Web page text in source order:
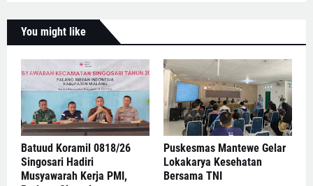
You might like
Batuud Koramil 0818/26
Singosari Hadiri
Musyawarah Kerja PMI,
Puskesmas Mantewe Gelar
Lokakarya Kesehatan
Bersama TNI